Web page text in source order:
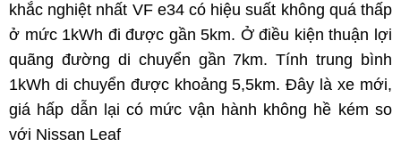
khắc nghiệt nhất VF e34 có hiệu suất không quá thấp
ở mức 1kWh đi được gần 5km. Ở điều kiện thuận lợi
quãng đường di chuyển gần 7km. Tính trung bình
1kWh di chuyển được khoảng 5,5km. Đây là xe mới,
giá hấp dẫn lại có mức vận hành không hề kém so
với Nissan Leaf